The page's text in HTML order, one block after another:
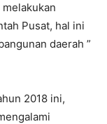
Pusat, hal ini
daerah ”
2018 ini,